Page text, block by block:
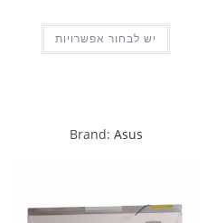
יש לבחור אפשרויות
Brand: Asus